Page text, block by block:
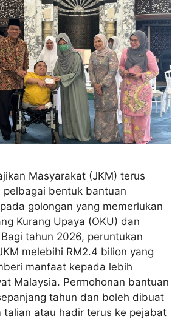
Masyarakat (JKM) terus
pelbagai bentuk bantuan
golongan yang memerlukan
Kurang Upaya (OKU) dan
tahun 2026, peruntukan
melebihi RM2.4 bilion yang
manfaat kepada lebih
Malaysia. Permohonan bantuan
tahun dan boleh dibuat
talian atau hadir terus ke pejabat